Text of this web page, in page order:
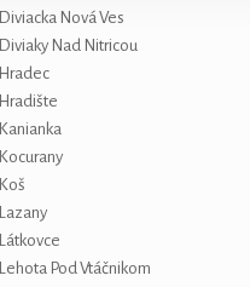
Diviacka Nová Ves
Diviaky Nad Nitricou
Hradec
Hradište
Kanianka
Kocurany
Koš
Lazany
Látkovce
Lehota Pod Vtáčnikom